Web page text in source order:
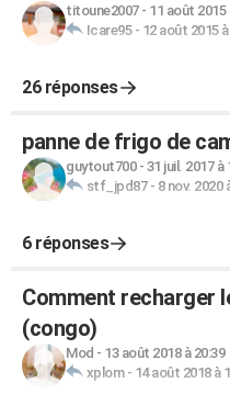
titoune2007- 11 août 2015
Icare95- 12 août 2015
26 réponses
panne de frigo de
guytout700- 31 juil. 2017 à
stf_jpd87- 8 nov. 2020
6 réponses
Comment recharger
(congo)
Mod - 13 août 2018 à 20:39
xplom- 14 août 2018 à